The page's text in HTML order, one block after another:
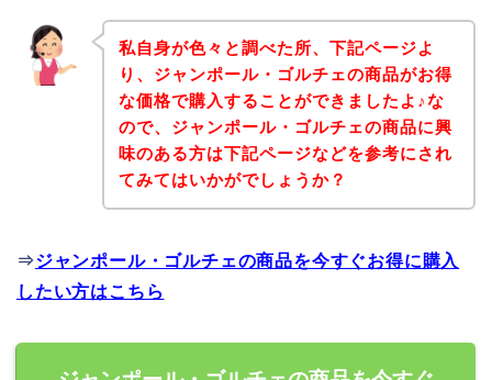
私自身が色々と調べた所、下記ページよ
り、ジャンポール・ゴルチェの商品がお得
な価格で購入することができましたよ♪な
ので、ジャンポール・ゴルチェの商品に興
味のある方は下記ページなどを参考にされ
てみてはいかがでしょうか？
⇒ジャンポール・ゴルチェの商品を今すぐお得に購入
したい方はこちら